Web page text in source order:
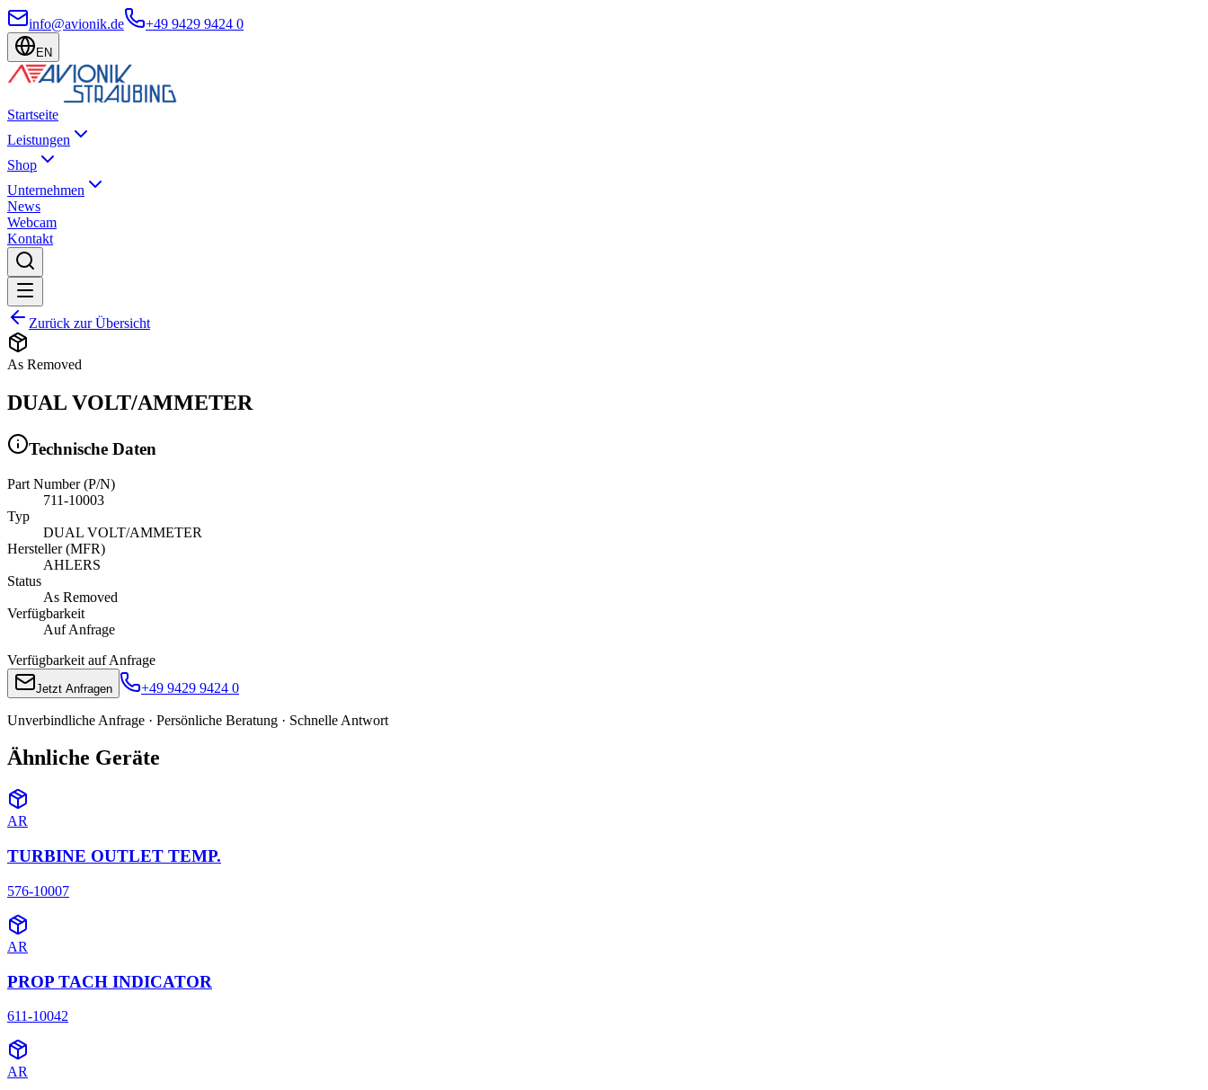
info@avionik.de +49 9429 9424 0
EN
Startseite
Leistungen
Shop
Unternehmen
News
Webcam
Kontakt
Zurück zur Übersicht
As Removed
DUAL VOLT/AMMETER
Technische Daten
Part Number (P/N)
711-10003
Typ
DUAL VOLT/AMMETER
Hersteller (MFR)
AHLERS
Status
As Removed
Verfügbarkeit
Auf Anfrage
Verfügbarkeit auf Anfrage
Jetzt Anfragen +49 9429 9424 0
Unverbindliche Anfrage · Persönliche Beratung · Schnelle Antwort
Ähnliche Geräte
AR
TURBINE OUTLET TEMP.
576-10007
AR
PROP TACH INDICATOR
611-10042
AR